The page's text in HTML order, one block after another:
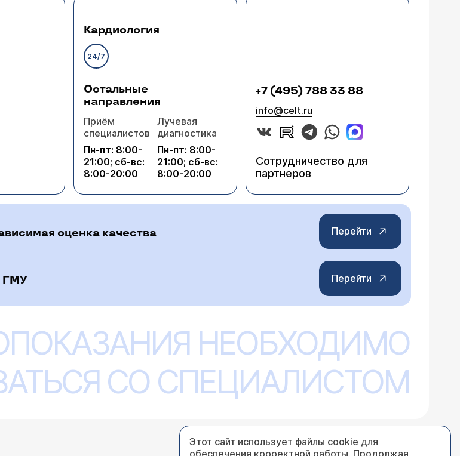
Кардиология
24/7
Остальные
направления
Приём
специалистов
Пн-пт: 8:00-
21:00; сб-вс:
8:00-20:00
Лучевая
диагностика
Пн-пт: 8:00-
21:00; сб-вс:
8:00-20:00
+7 (495) 788 33 88
info@celt.ru
Сотрудничество для
партнеров
оценка качества Перейти
ГМУ Перейти
НЕОБХОДИМО
СО СПЕЦИАЛИСТОМ
Этот сайт использует файлы cookie для
обеспечения корректной работы. Продолжая